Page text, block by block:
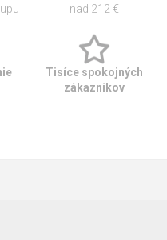
nad 212 €
Tisíce spokojných
zákazníkov